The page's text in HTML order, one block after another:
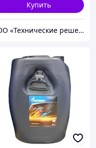
Купить
ТОО «Технические решения»